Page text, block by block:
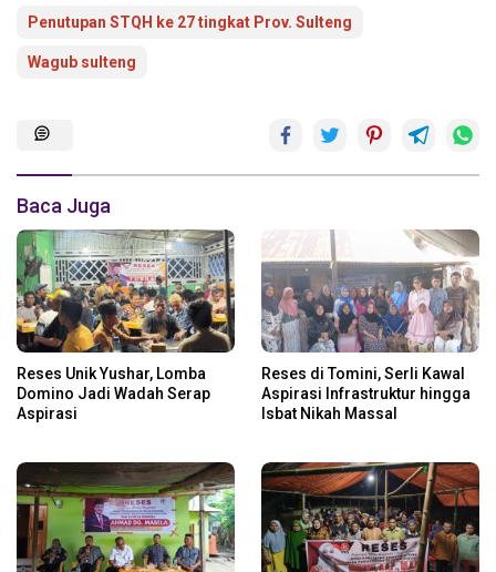
Penutupan STQH ke 27 tingkat Prov. Sulteng
Wagub sulteng
Baca Juga
Reses Unik Yushar, Lomba
Domino Jadi Wadah Serap
Aspirasi
Reses di Tomini, Serli Kawal
Aspirasi Infrastruktur hingga
Isbat Nikah Massal